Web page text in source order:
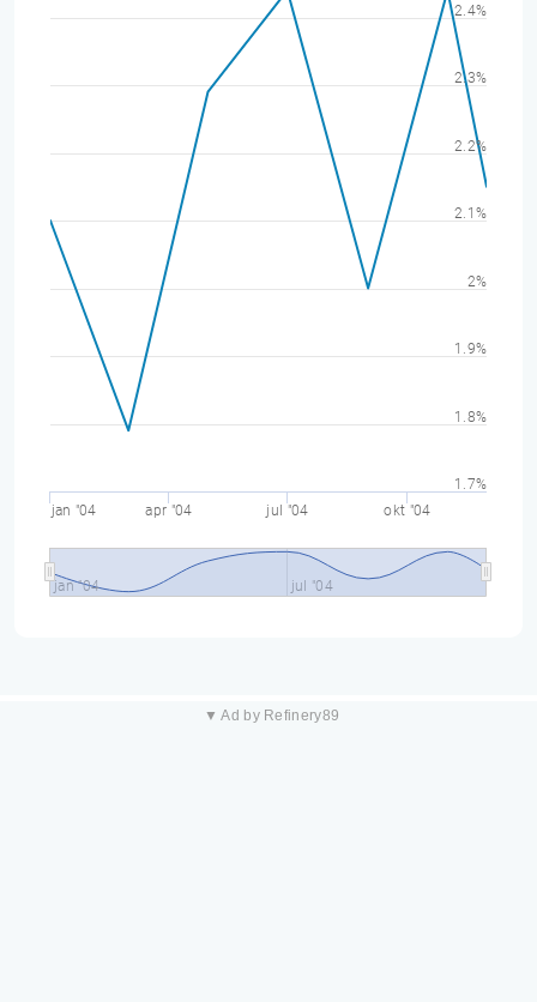
jan "04 apr "04 jul "04 okt "04
jan "04 jul "04
1.7%
1.8%
1.9%
2%
2.1%
2.2%
2.3%
2.4%
▼ Ad by Refinery89